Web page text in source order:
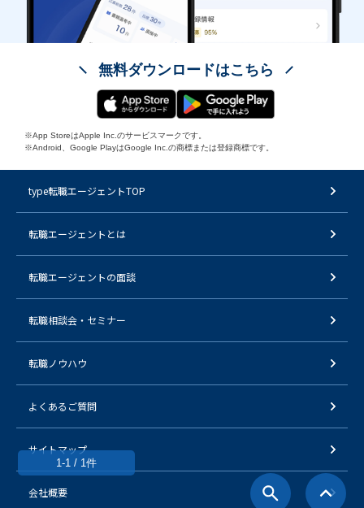
1-1 / 1件
無料ダウンロードはこちら
※App StoreはApple Inc.のサービスマークです。
※Android、Google PlayはGoogle Inc.の商標または登録商標です。
type転職エージェントTOP
転職エージェントとは
転職エージェントの面談
転職相談会・セミナー
転職ノウハウ
よくあるご質問
サイトマップ
会社概要